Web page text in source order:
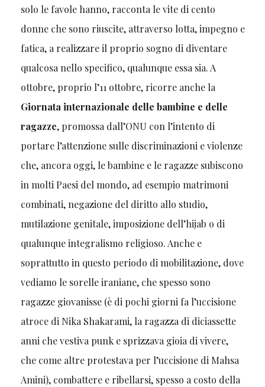
solo le favole hanno, racconta le vite di cento
donne che sono riuscite, attraverso lotta, impegno e
fatica, a realizzare il proprio sogno di diventare
qualcosa nello specifico, qualunque essa sia. A
ottobre, proprio l’11 ottobre, ricorre anche la
Giornata internazionale delle bambine e delle
ragazze, promossa dall’ONU con l’intento di
portare l’attenzione sulle discriminazioni e violenze
che, ancora oggi, le bambine e le ragazze subiscono
in molti Paesi del mondo, ad esempio matrimoni
combinati, negazione del diritto allo studio,
mutilazione genitale, imposizione dell’hijab o di
qualunque integralismo religioso. Anche e
soprattutto in questo periodo di mobilitazione, dove
vediamo le sorelle iraniane, che spesso sono
ragazze giovanisse (è di pochi giorni fa l’uccisione
atroce di Nika Shakarami, la ragazza di diciassette
anni che vestiva punk e sprizzava gioia di vivere,
che come altre protestava per l’uccisione di Mahsa
Amini), combattere e ribellarsi, spesso a costo della